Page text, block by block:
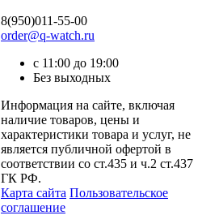
8(950)011-55-00
order@q-watch.ru
с 11:00 до 19:00
Без выходных
Информация на сайте, включая
наличие товаров, цены и
характеристики товара и услуг, не
является публичной офертой в
соответствии со ст.435 и ч.2 ст.437
ГК РФ.
Карта сайта Пользовательское
соглашение